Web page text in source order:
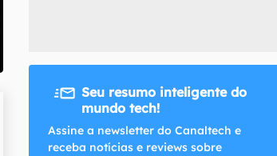
Seu resumo inteligente do
mundo tech!
Assine a newsletter do Canaltech e
receba notícias e reviews sobre